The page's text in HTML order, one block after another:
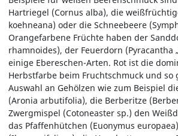
Hartriegel (Cornus alba), die
koehneana) oder die Schneebeere
Orangefarbene Früchte haben der
rhamnoides), der Feuerdorn (Pyracantha
einige Ebereschen-Arten. Rot ist die
Herbstfarbe beim Fruchtschmuck und so
Auswahl an Gehölzen wie zum Beispiel
(Aronia arbutifolia), die Berberitze
Zwergmispel (Cotoneaster sp.) den
das Pfaffenhütchen (Euonymus